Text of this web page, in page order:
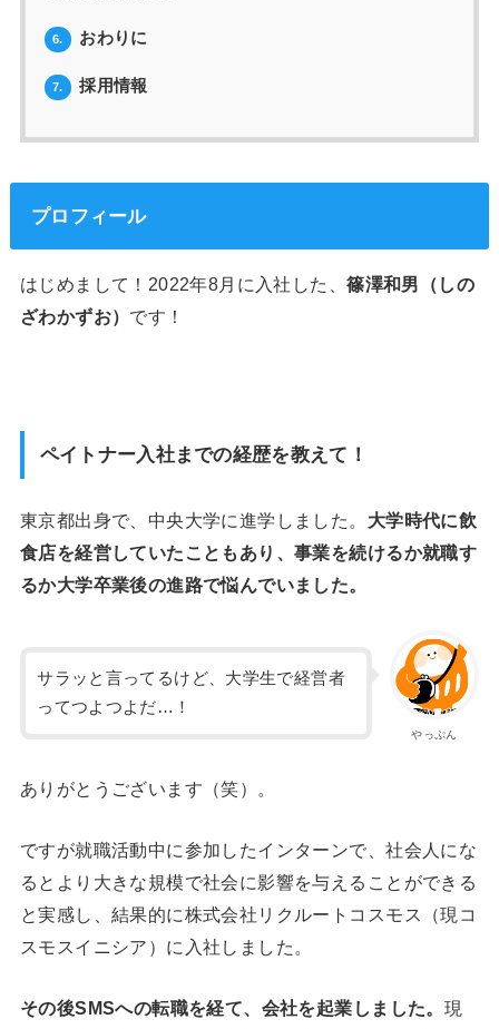
6. おわりに
7. 採用情報
プロフィール
はじめまして！2022年8月に入社した、篠澤和男（しの
ざわかずお） です！
ペイトナー入社までの経歴を教えて！
東京都出身で、中央大学に進学しました。 大学時代に飲
食店を経営していたこともあり、事業を続けるか就職す
るか大学卒業後の進路で悩んでいました。
やっぷん
サラッと言ってるけど、大学生で経営者
ってつよつよだ…！
ありがとうございます（笑）。
ですが就職活動中に参加したインターンで、社会人にな
るとより大きな規模で社会に影響を与えることができる
と実感し、結果的に株式会社リクルートコスモス（現コ
スモスイニシア）に入社しました。
その後SMSへの転職を経て、会社を起業しました。 現